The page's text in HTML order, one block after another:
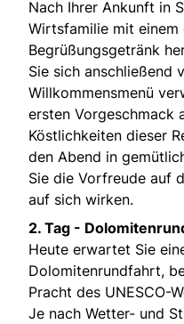
Nach Ihrer Ankunft in
Wirtsfamilie mit einem
Begrüßungsgetränk
Sie sich anschließend
Willkommensmenü
ersten Vorgeschmack
Köstlichkeiten dieser
den Abend in
Sie die Vorfreude auf
auf sich wirken.
2. Tag -
Heute erwartet Sie
Dolomitenrundfahrt,
Pracht des UNESCO-
Je nach Wetter- und